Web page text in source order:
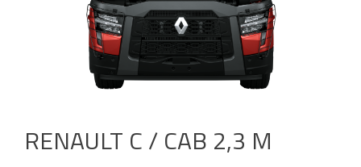
RENAULT C / CAB 2,3 M